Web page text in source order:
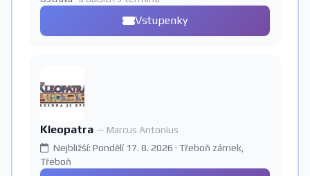
Vstupenky
Kleopatra — Marcus Antonius
Nejbližší: Pondělí 17. 8. 2026 · Třeboň zámek,
Třeboň